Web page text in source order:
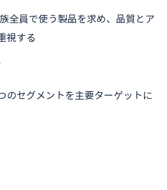
全員で使う製品を求め、品質とア
視する
のセグメントを主要ターゲットに